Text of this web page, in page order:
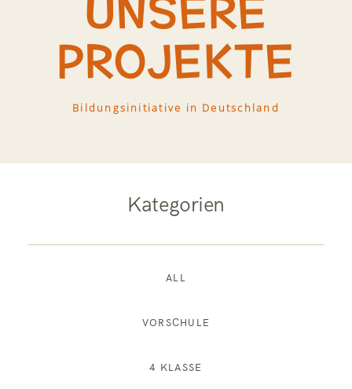
PROJEKTE
Bildungsinitiative in Deutschland
Kategorien
ALL
VORSCHULE
4 KLASSE